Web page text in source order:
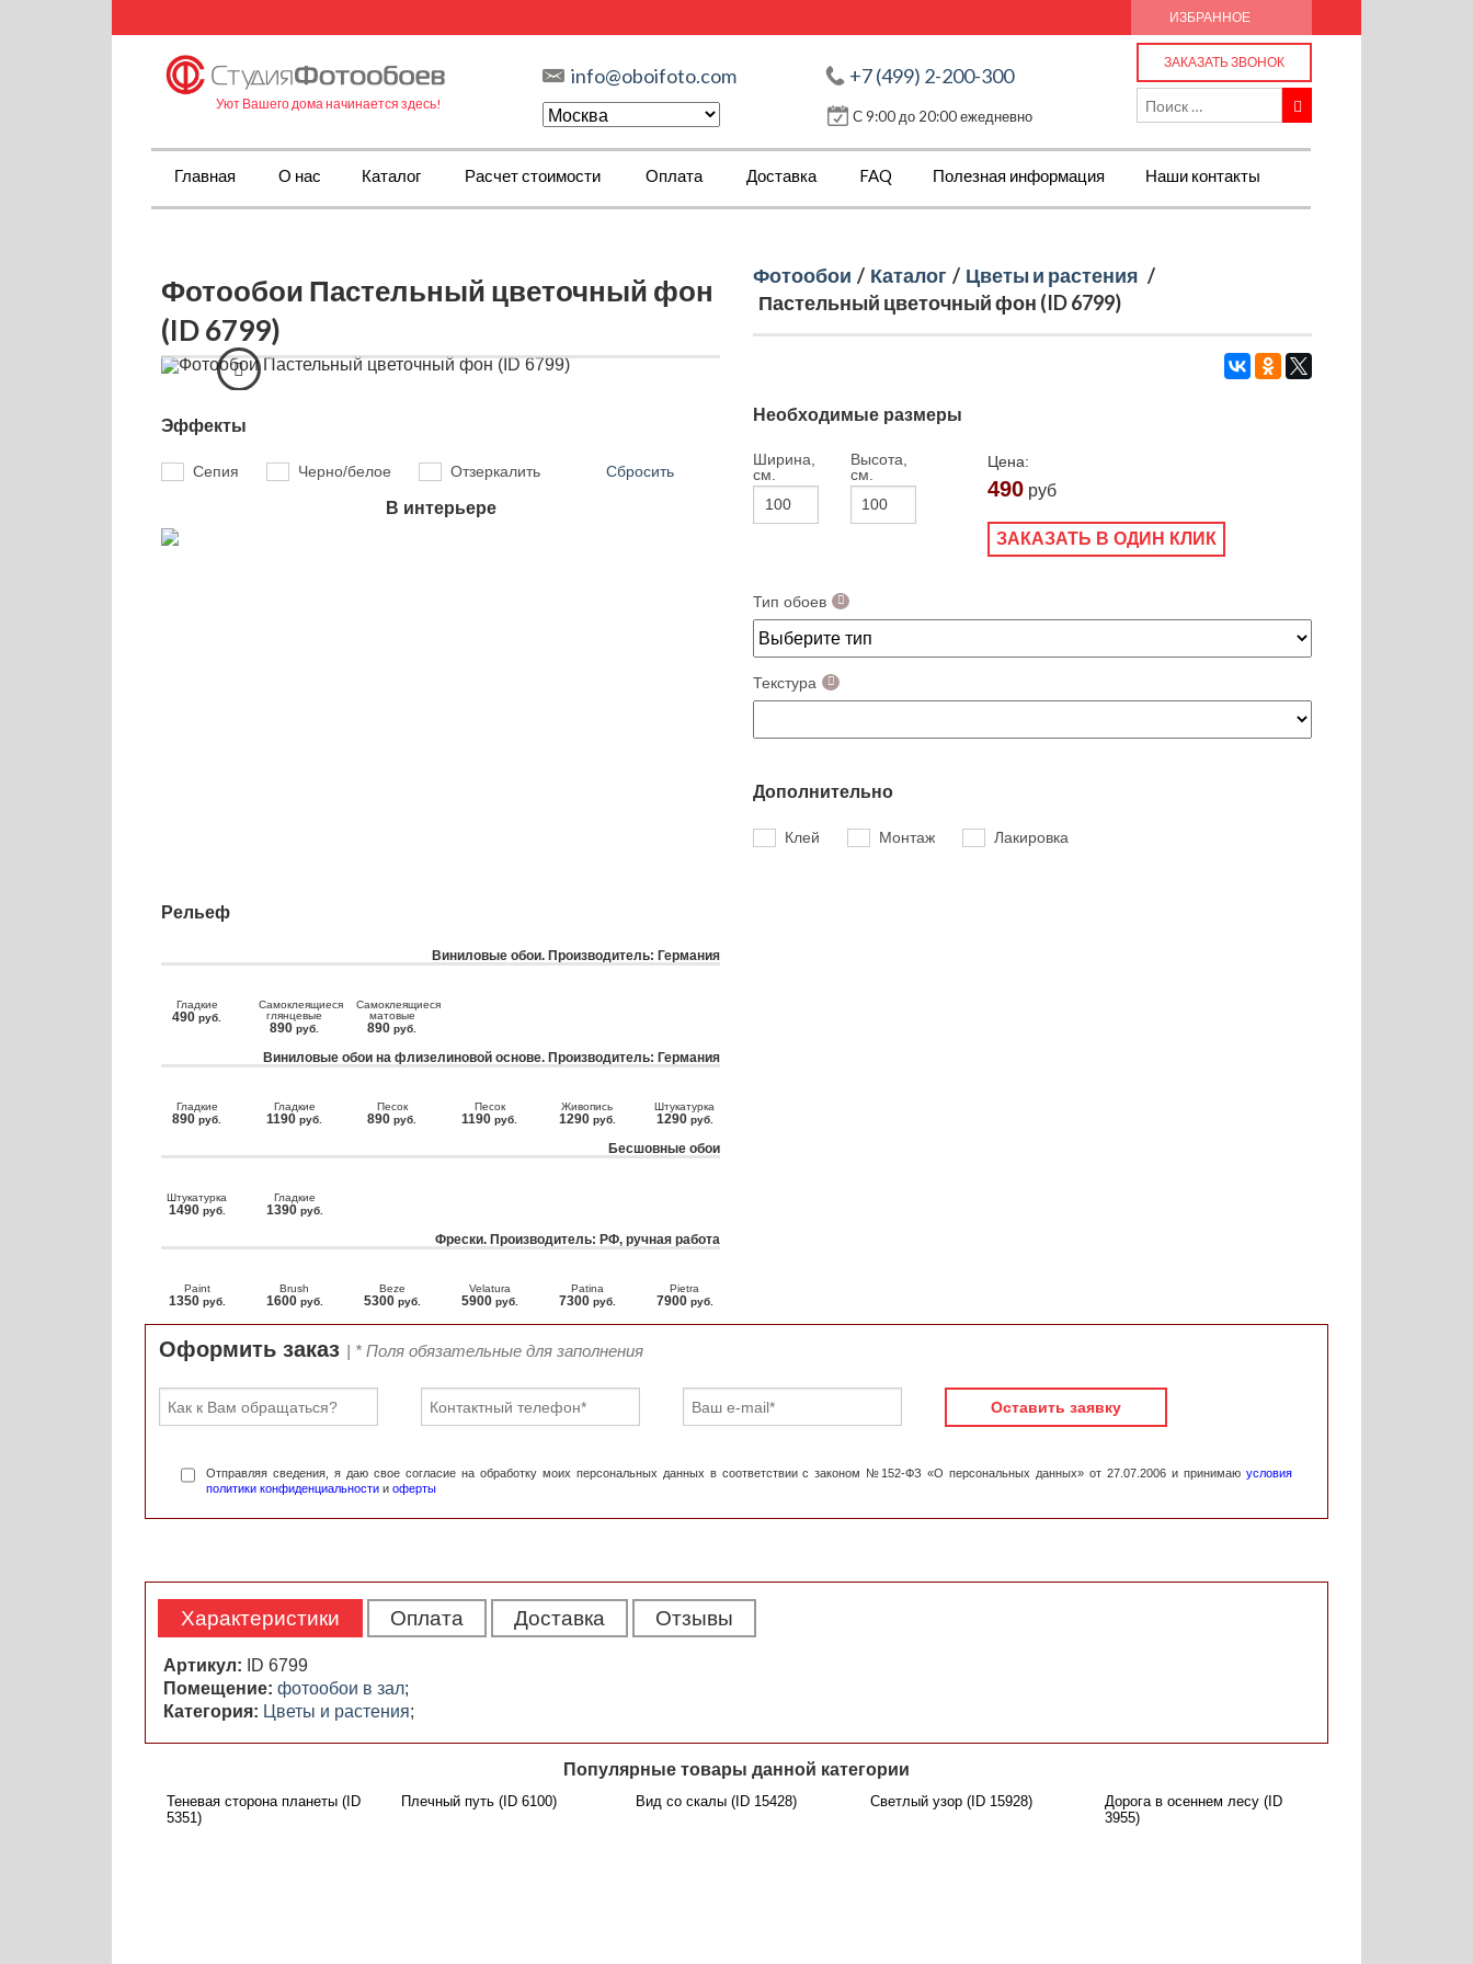
ИЗБРАННОЕ
Уют Вашего дома начинается здесь!
info@oboifoto.com +7 (499) 2-200-300
С 9:00 до 20:00 ежедневно
ЗАКАЗАТЬ ЗВОНОК
Главная О нас Каталог Расчет стоимости Оплата Доставка FAQ Полезная информация Наши контакты
Фотообои Пастельный цветочный фон
(ID 6799)
Эффекты
Сепия Черно/белое Отзеркалить Сбросить
В интерьере
Фотообои / Каталог / Цветы и растения /
Пастельный цветочный фон (ID 6799)
Необходимые размеры
Ширина,
см.
Высота,
см.
Цена:
490 руб
ЗАКАЗАТЬ В ОДИН КЛИК
Тип обоев
Текстура
Дополнительно
Клей Монтаж Лакировка
Рельеф
Виниловые обои. Производитель: Германия
Гладкие
490 руб.
Самоклеящиеся
глянцевые
890 руб.
Самоклеящиеся
матовые
890 руб.
Виниловые обои на флизелиновой основе. Производитель: Германия
Гладкие
890 руб.
Гладкие
1190 руб.
Песок
890 руб.
Песок
1190 руб.
Живопись
1290 руб.
Штукатурка
1290 руб.
Бесшовные обои
Штукатурка
1490 руб.
Гладкие
1390 руб.
Фрески. Производитель: РФ, ручная работа
Paint
1350 руб.
Brush
1600 руб.
Beze
5300 руб.
Velatura
5900 руб.
Patina
7300 руб.
Pietra
7900 руб.
Оформить заказ | * Поля обязательные для заполнения
Оставить заявку
Отправляя сведения, я даю свое согласие на обработку моих персональных данных в соответствии с законом №152-ФЗ «О персональных данных» от 27.07.2006 и принимаю условия
политики конфиденциальности и оферты
Характеристики Оплата Доставка Отзывы
Артикул:
ID 6799
Помещение: фотообои в зал;
Категория: Цветы и растения;
Популярные товары данной категории
Теневая сторона планеты (ID
5351)
Плечный путь (ID 6100) Вид со скалы (ID 15428) Светлый узор (ID 15928)
Дорога в осеннем лесу (ID
3955)